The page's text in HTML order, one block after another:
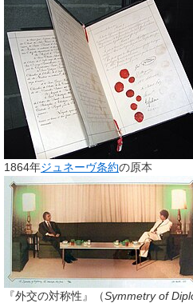
1864年ジュネーヴ条約の原本
『外交の対称性』（Symmetry of